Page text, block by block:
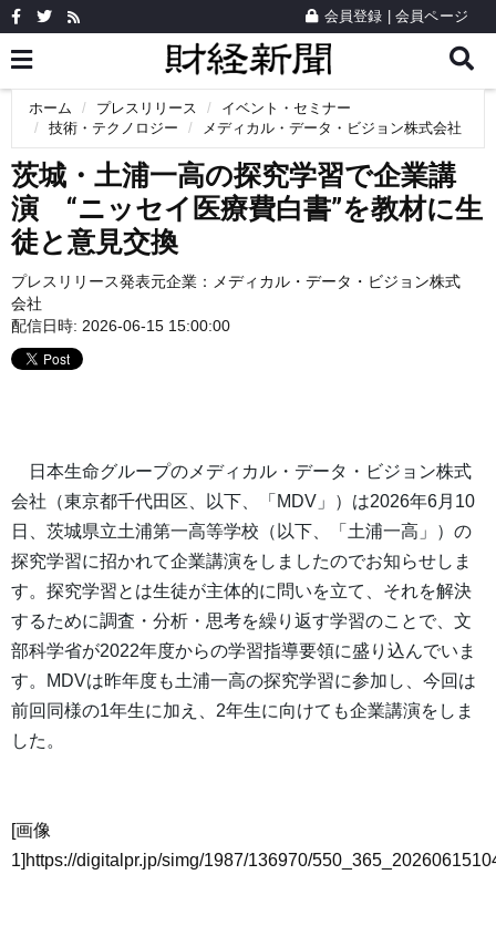
会員登録 会員ページ
ホーム プレスリリース
イベント・セミナー
技術・テクノロジー
メディカル・データ・ビジョン株式会社
茨城・土浦一高の探究学習で企業講
演 “ニッセイ医療費白書”を教材に生
徒と意見交換
プレスリリース発表元企業：
メディカル・データ・ビジョン株式
会社
配信日時: 2026-06-15 15:00:00
日本生命グループのメディカル・データ・ビジョン株式
会社（東京都千代田区、以下、「MDV」）は2026年6月10
日、茨城県立土浦第一高等学校（以下、「土浦一高」）の
探究学習に招かれて企業講演をしましたのでお知らせしま
す。探究学習とは生徒が主体的に問いを立て、それを解決
するために調査・分析・思考を繰り返す学習のことで、文
部科学省が2022年度からの学習指導要領に盛り込んでいま
す。MDVは昨年度も土浦一高の探究学習に参加し、今回は
前回同様の1年生に加え、2年生に向けても企業講演をしま
した。
[画像
1]https://digitalpr.jp/simg/1987/136970/